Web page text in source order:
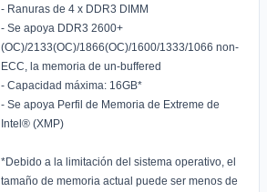
- Ranuras de 4 x DDR3 DIMM
- Se apoya DDR3 2600+
(OC)/2133(OC)/1866(OC)/1600/1333/1066 non-
ECC, la memoria de un-buffered
- Capacidad máxima: 16GB*
- Se apoya Perfil de Memoria de Extreme de
Intel® (XMP)
*Debido a la limitación del sistema operativo, el
tamaño de memoria actual puede ser menos de